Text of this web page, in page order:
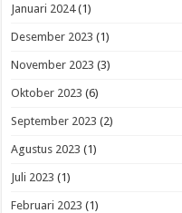
Januari 2024(1)
Desember 2023 (1)
November 2023 (3)
Oktober 2023 (6)
September 2023 (2)
Agustus 2023 (1)
Juli 2023 (1)
Februari 2023 (1)